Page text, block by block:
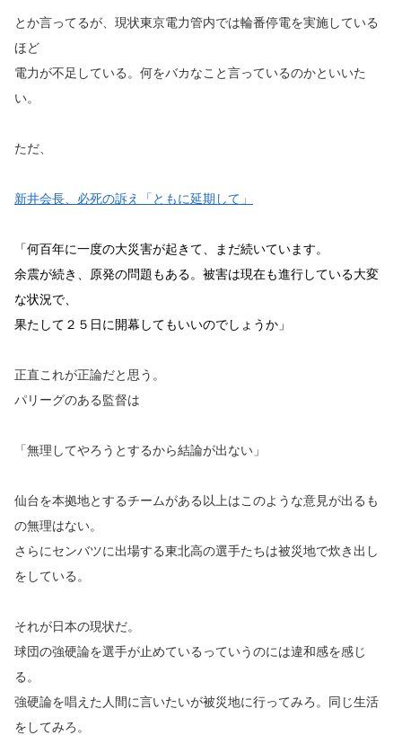
とか言ってるが、現状東京電力管内では輪番停電を実施している
ほど
電力が不足している。何をバカなこと言っているのかといいた
い。
ただ、
新井会長、必死の訴え「ともに延期して」
「何百年に一度の大災害が起きて、まだ続いています。
余震が続き、原発の問題もある。被害は現在も進行している大変
な状況で、
果たして２５日に開幕してもいいのでしょうか」
正直これが正論だと思う。
パリーグのある監督は
「無理してやろうとするから結論が出ない」
仙台を本拠地とするチームがある以上はこのような意見が出るも
の無理はない。
さらにセンバツに出場する東北高の選手たちは被災地で炊き出し
をしている。
それが日本の現状だ。
球団の強硬論を選手が止めているっていうのには違和感を感じ
る。
強硬論を唱えた人間に言いたいが被災地に行ってみろ。同じ生活
をしてみろ。